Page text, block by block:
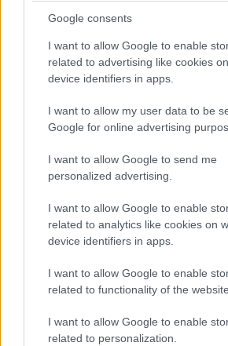
Google consents
I want to allow Google to enable
related to advertising like cookies
device identifiers in apps.
I want to allow my user data to be
Google for online advertising
I want to allow Google to send me
personalized advertising.
I want to allow Google to enable
related to analytics like cookies on
device identifiers in apps.
I want to allow Google to enable
related to functionality of the
I want to allow Google to enable
related to personalization.
Syndication
Globalist
Globalscience
Globalsport
Giornale dello